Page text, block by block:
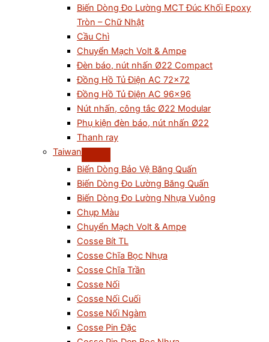
Biến Dòng Đo Lường MCT Đúc Khối Epoxy
Tròn – Chữ Nhật
Cầu Chì
Chuyển Mạch Volt & Ampe
Đèn báo, nút nhấn Ø22 Compact
Đồng Hồ Tủ Điện AC 72×72
Đồng Hồ Tủ Điện AC 96×96
Nút nhấn, công tắc Ø22 Modular
Phụ kiện đèn báo, nút nhấn Ø22
Thanh ray
Taiwan
Biến Dòng Bảo Vệ Băng Quấn
Biến Dòng Đo Lường Băng Quấn
Biến Dòng Đo Lường Nhựa Vuông
Chụp Màu
Chuyển Mạch Volt & Ampe
Cosse Bít TL
Cosse Chĩa Bọc Nhựa
Cosse Chĩa Trần
Cosse Nối
Cosse Nối Cuối
Cosse Nối Ngàm
Cosse Pin Đặc